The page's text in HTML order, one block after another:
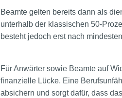
Beamte gelten bereits dann als
unterhalb der klassischen 50-
besteht jedoch erst nach
Für Anwärter sowie Beamte auf
finanzielle Lücke. Eine
absichern und sorgt dafür, dass